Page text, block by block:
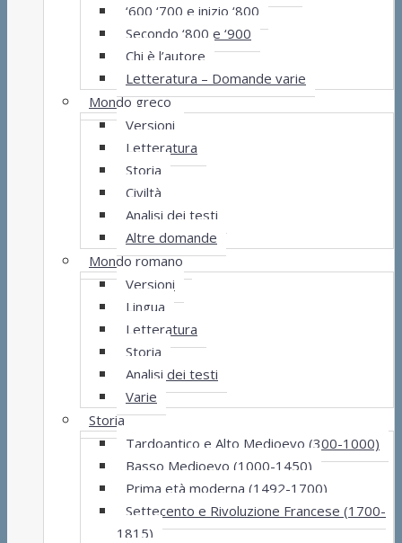
‘600 ‘700 e inizio ‘800
Secondo ‘800 e ‘900
Chi è l’autore
Letteratura – Domande varie
Mondo greco
Versioni
Letteratura
Storia
Civiltà
Analisi dei testi
Altre domande
Mondo romano
Versioni
Lingua
Letteratura
Storia
Analisi dei testi
Varie
Storia
Tardoantico e Alto Medioevo (300-1000)
Basso Medioevo (1000-1450)
Prima età moderna (1492-1700)
Settecento e Rivoluzione Francese (1700-
1815)